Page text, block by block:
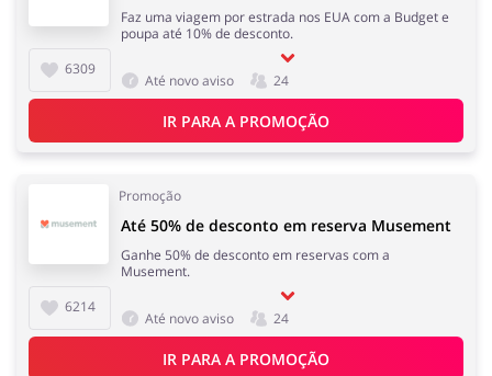
6309
Faz uma viagem por estrada nos EUA com a Budget e
poupa até 10% de desconto.
Até novo aviso 24
IR PARA A PROMOÇÃO
Promoção
6214
Até 50% de desconto em reserva Musement
Ganhe 50% de desconto em reservas com a
Musement.
Até novo aviso 24
IR PARA A PROMOÇÃO